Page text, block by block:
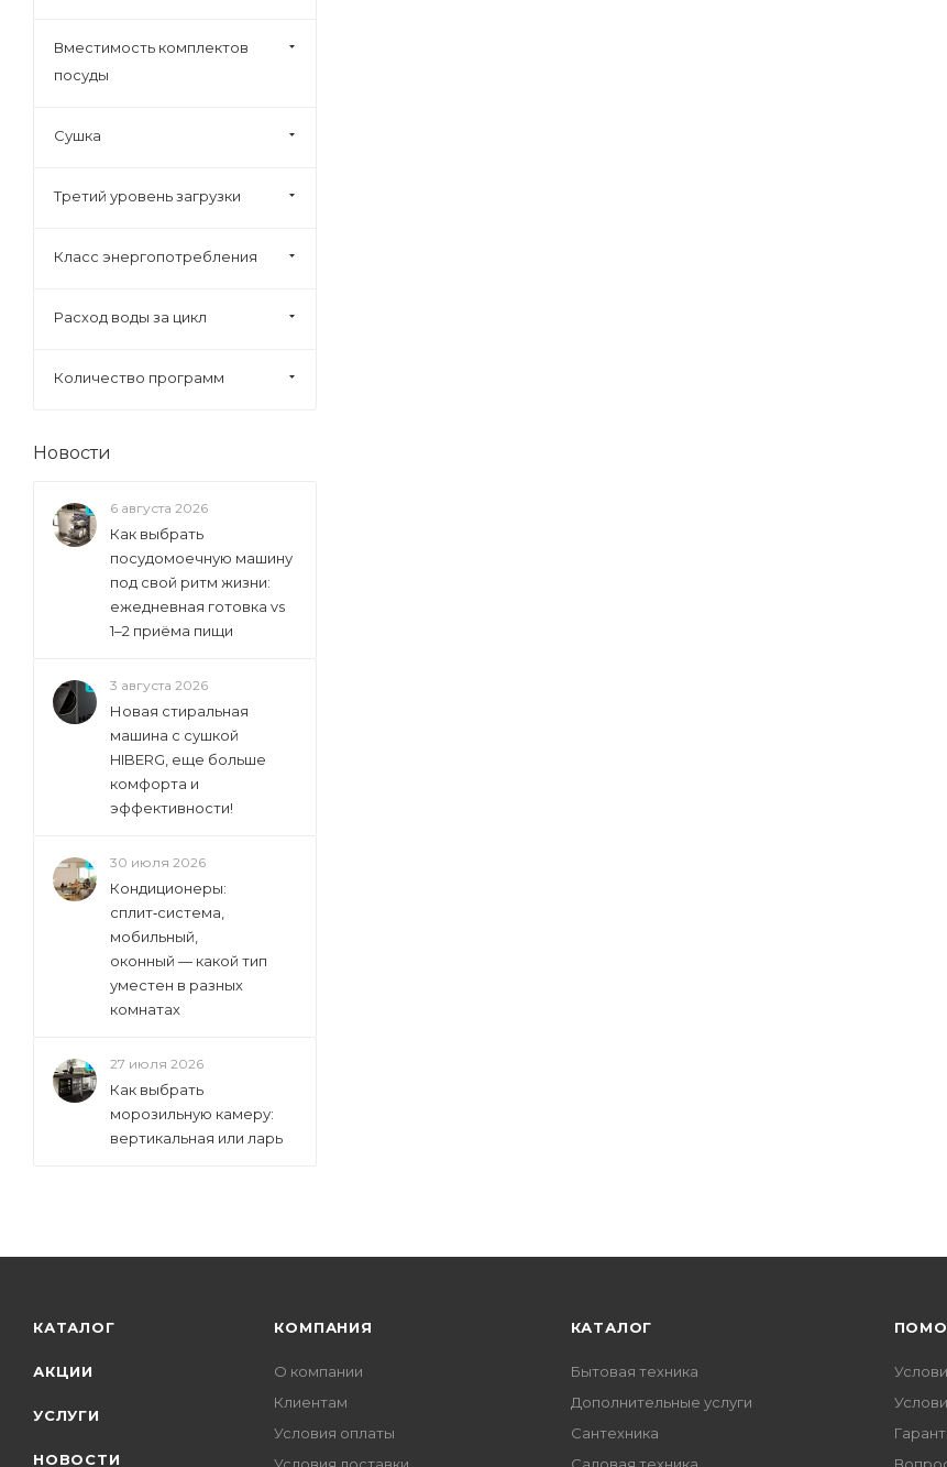
Graude (8)
Haier (
Jacky's (6)
Krona (2)
Kuppersberg (17
Maunfeld (
Miele ( 137)
Monsher (4)
Neff (79)
Schaub Lorenz (
Siemens (240)
Simfer (2
Smeg (108)
V-Zug (14 )
Vestel (2)
Vestfrost (3)
Zanussi (57)
Zigmund & Shtain (
Вместимость комплектов
посуды
Сушка
Третий уровень загрузки
Класс энергопотребления
Расход воды за цикл
Количество программ
Новости
6 августа 2026
Как выбрать
посудомоечную машину
под свой ритм жизни:
ежедневная готовка vs
1–2 приёма пищи
3 августа 2026
Новая стиральная
машина с сушкой
HIBERG, еще больше
комфорта и
эффективности!
30 июля 2026
Кондиционеры:
сплит‑система,
мобильный,
оконный — какой тип
уместен в разных
комнатах
27 июля 2026
Как выбрать
морозильную камеру:
вертикальная или ларь
КАТАЛОГ
АКЦИИ
УСЛУГИ
НОВОСТИ
КОМПАНИЯ
О компании
Клиентам
Условия оплаты
КАТАЛОГ
Бытовая техника
Дополнительные услуги
Сантехника